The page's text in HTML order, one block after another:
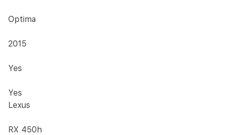
Optima
2015
Yes
Yes
Lexus
RX 450h